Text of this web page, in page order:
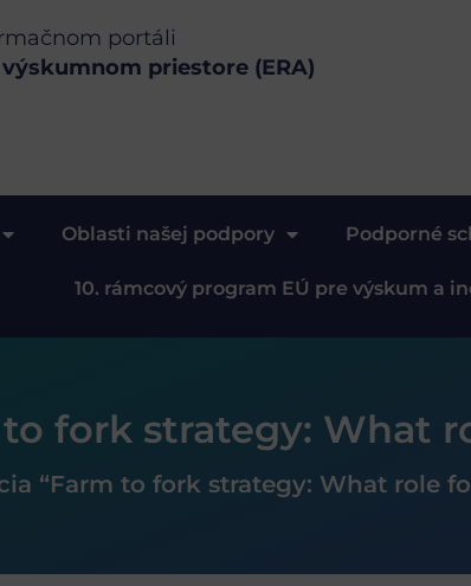
portáli
priestore (ERA)
Oblasti našej podpory Podporné
10. rámcový program EÚ pre výskum a
fork strategy: What
“Farm to fork strategy: What role